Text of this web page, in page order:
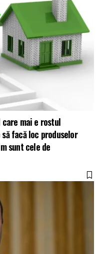
care mai e rostul
facă loc produselor
sunt cele de